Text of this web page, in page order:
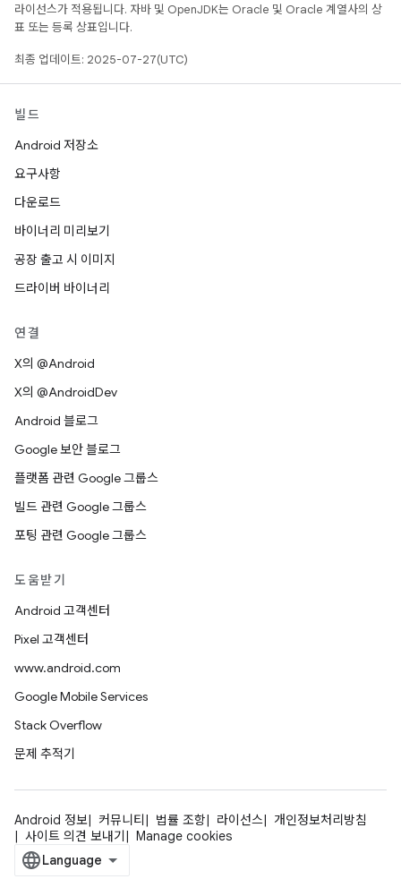
라이선스가 적용됩니다. 자바 및 OpenJDK는 Oracle 및 Oracle 계열사의 상
표 또는 등록 상표입니다.
최종 업데이트: 2025-07-27(UTC)
빌드
Android 저장소
요구사항
다운로드
바이너리 미리보기
공장 출고 시 이미지
드라이버 바이너리
연결
X의 @Android
X의 @AndroidDev
Android 블로그
Google 보안 블로그
플랫폼 관련 Google 그룹스
빌드 관련 Google 그룹스
포팅 관련 Google 그룹스
도움받기
Android 고객센터
Pixel 고객센터
www.android.com
Google Mobile Services
Stack Overflow
문제 추적기
Android 정보 커뮤니티 법률 조항 라이선스
개인정보처리방침
사이트 의견 보내기
Manage cookies